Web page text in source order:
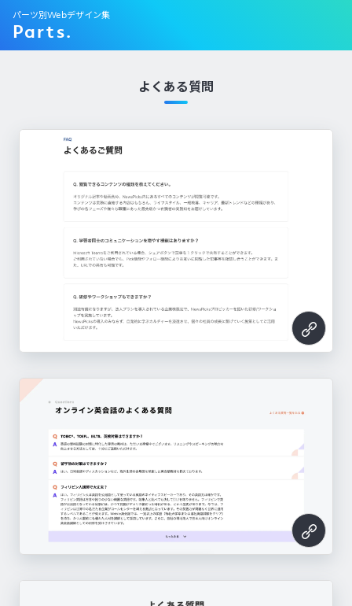
Parts.
パーツ別Webデザイン集
よくある質問